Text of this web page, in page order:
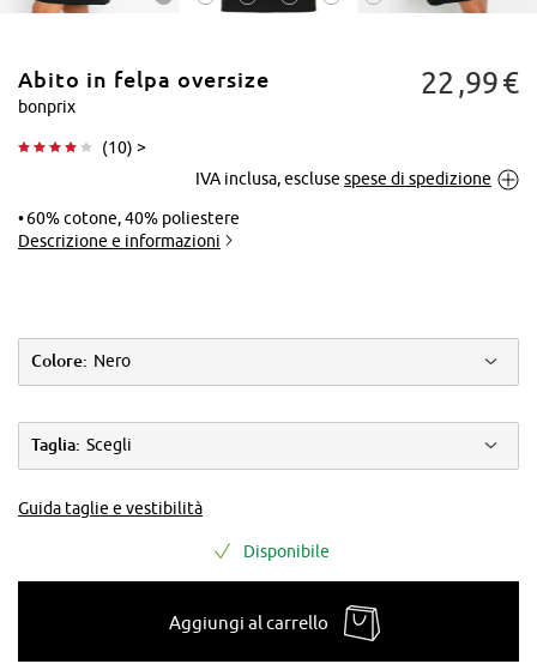
Tocca per
Abito in felpa oversize
bonprix
(10) >
22 99€
IVA inclusa, escluse spese di spedizione
60% cotone, 40% poliestere
Descrizione e informazioni
Colore: Nero
Taglia: Scegli
Guida taglie e vestibilità
Disponibile
Aggiungi al carrello